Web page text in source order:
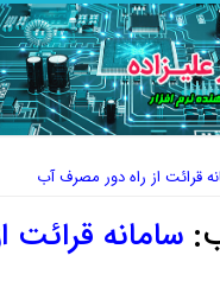
قرائت از راه دور مصرف آب
سامانه قرائت